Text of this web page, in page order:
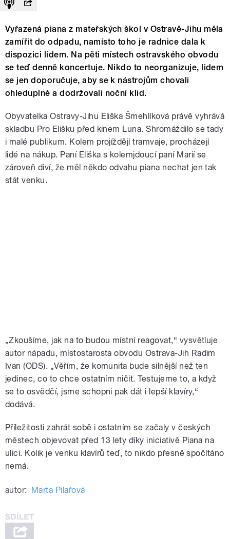
Vyřazená piana z mateřských škol v Ostravě-Jihu měla
zamířit do odpadu, namísto toho je radnice dala k
dispozici lidem. Na pěti místech ostravského obvodu
se teď denně koncertuje. Nikdo to neorganizuje, lidem
se jen doporučuje, aby se k nástrojům chovali
ohleduplně a dodržovali noční klid.
Obyvatelka Ostravy-Jihu Eliška Šmehlíková právě vyhrává
skladbu Pro Elišku před kinem Luna. Shromáždilo se tady
i malé publikum. Kolem projíždějí tramvaje, procházejí
lidé na nákup. Paní Eliška s kolemjdoucí paní Marií se
zároveň diví, že měl někdo odvahu piana nechat jen tak
stát venku.
„Zkoušíme, jak na to budou místní reagovat,“ vysvětluje
autor nápadu, místostarosta obvodu Ostrava-Jih Radim
Ivan (ODS). „Věřím, že komunita bude silnější než ten
jedinec, co to chce ostatním ničit. Testujeme to, a když
se to osvědčí, jsme schopni pak dát i lepší klavíry,“
dodává.
Příležitosti zahrát sobě i ostatním se začaly v českých
městech objevovat před 13 lety díky iniciativě Piana na
ulici. Kolik je venku klavírů teď, to nikdo přesně spočítáno
nemá.
autor: Marta Pilařová